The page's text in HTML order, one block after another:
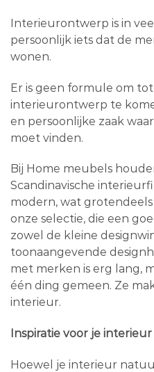
Interieurontwerp is in
persoonlijk iets dat de
wonen.
Er is geen formule om
interieurontwerp te
en persoonlijke zaak
moet vinden.
Bij Home meubels
Scandinavische
modern, wat
onze selectie, die een
zowel de kleine
toonaangevende
met merken is erg lang,
één ding gemeen. Ze
interieur.
Inspiratie voor je interieur
Hoewel je interieur